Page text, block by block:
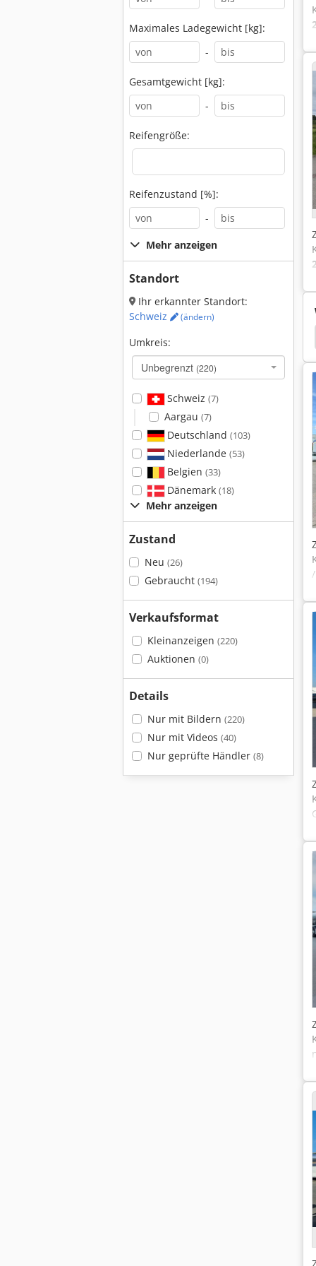
Maximales Ladegewicht [kg]:
-
Gesamtgewicht [kg]:
-
Reifengröße:
Reifenzustand [%]:
-
Mehr anzeigen
Standort
Ihr erkannter Standort:
Schweiz
(ändern)
Umkreis:
Unbegrenzt (220)
Schweiz (7)
Aargau (7)
Deutschland (103)
Niederlande (53)
Belgien (33)
Dänemark (18)
Mehr anzeigen
Zustand
Neu (26)
Gebraucht (194)
Verkaufsformat
Kleinanzeigen (220)
Auktionen (0)
Details
Nur mit Bildern (220)
Nur mit Videos (40)
Nur geprüfte Händler (8)
Iveco Volvo L 60 F